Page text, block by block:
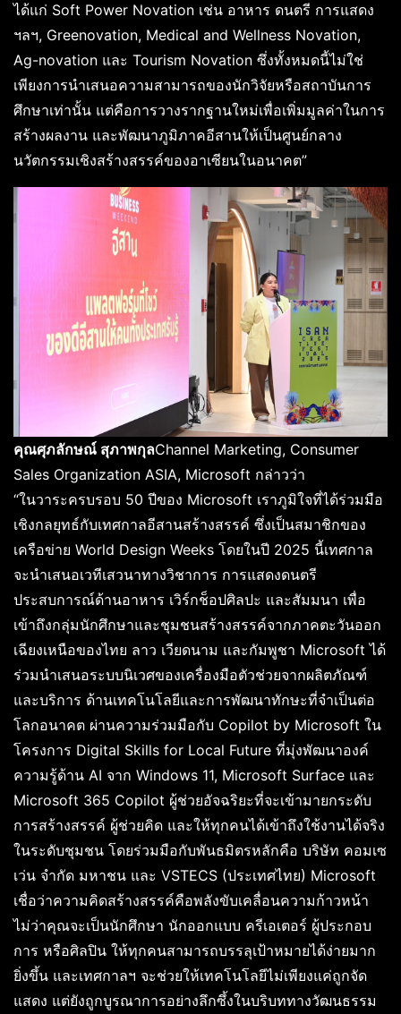
ได้แก่ Soft Power Novation เช่น อาหาร ดนตรี การแสดง
ฯลฯ, Greenovation, Medical and Wellness Novation,
Ag-novation และ Tourism Novation ซึ่งทั้งหมดนี้ไม่ใช่
เพียงการนำเสนอความสามารถของนักวิจัยหรือสถาบันการ
ศึกษาเท่านั้น แต่คือการวางรากฐานใหม่เพื่อเพิ่มมูลค่าในการ
สร้างผลงาน และพัฒนาภูมิภาคอีสานให้เป็นศูนย์กลาง
นวัตกรรมเชิงสร้างสรรค์ของอาเซียนในอนาคต”
คุณศุภลักษณ์ สุภาพกุลChannel Marketing, Consumer
Sales Organization ASIA, Microsoft กล่าวว่า
“ในวาระครบรอบ 50 ปีของ Microsoft เราภูมิใจที่ได้ร่วมมือ
เชิงกลยุทธ์กับเทศกาลอีสานสร้างสรรค์ ซึ่งเป็นสมาชิกของ
เครือข่าย World Design Weeks โดยในปี 2025 นี้เทศกาล
จะนำเสนอเวทีเสวนาทางวิชาการ การแสดงดนตรี
ประสบการณ์ด้านอาหาร เวิร์กช็อปศิลปะ และสัมมนา เพื่อ
เข้าถึงกลุ่มนักศึกษาและชุมชนสร้างสรรค์จากภาคตะวันออก
เฉียงเหนือของไทย ลาว เวียดนาม และกัมพูชา Microsoft ได้
ร่วมนำเสนอระบบนิเวศของเครื่องมือตัวช่วยจากผลิตภัณฑ์
และบริการ ด้านเทคโนโลยีและการพัฒนาทักษะที่จำเป็นต่อ
โลกอนาคต ผ่านความร่วมมือกับ Copilot by Microsoft ใน
โครงการ Digital Skills for Local Future ที่มุ่งพัฒนาองค์
ความรู้ด้าน AI จาก Windows 11, Microsoft Surface และ
Microsoft 365 Copilot ผู้ช่วยอัจฉริยะที่จะเข้ามายกระดับ
การสร้างสรรค์ ผู้ช่วยคิด และให้ทุกคนได้เข้าถึงใช้งานได้จริง
ในระดับชุมชน โดยร่วมมือกับพันธมิตรหลักคือ บริษัท คอมเซ
เว่น จำกัด มหาชน และ VSTECS (ประเทศไทย) Microsoft
เชื่อว่าความคิดสร้างสรรค์คือพลังขับเคลื่อนความก้าวหน้า
ไม่ว่าคุณจะเป็นนักศึกษา นักออกแบบ ครีเอเตอร์ ผู้ประกอบ
การ หรือศิลปิน ให้ทุกคนสามารถบรรลุเป้าหมายได้ง่ายมาก
ยิ่งขึ้น และเทศกาลฯ จะช่วยให้เทคโนโลยีไม่เพียงแค่ถูกจัด
แสดง แต่ยังถูกบูรณาการอย่างลึกซึ้งในบริบททางวัฒนธรรม